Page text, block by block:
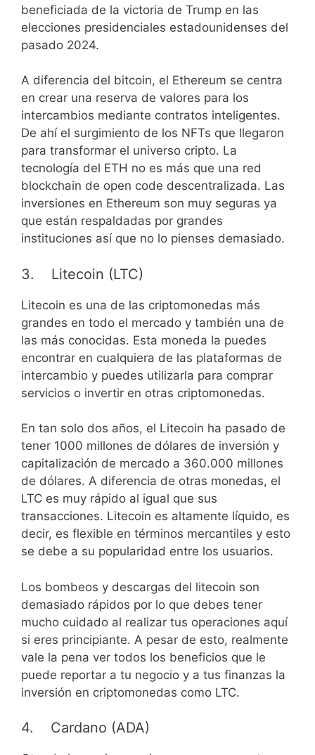
beneficiada de la victoria de Trump en las
elecciones presidenciales estadounidenses del
pasado 2024.
A diferencia del bitcoin, el Ethereum se centra
en crear una reserva de valores para los
intercambios mediante contratos inteligentes.
De ahí el surgimiento de los NFTs que llegaron
para transformar el universo cripto. La
tecnología del ETH no es más que una red
blockchain de open code descentralizada. Las
inversiones en Ethereum son muy seguras ya
que están respaldadas por grandes
instituciones así que no lo pienses demasiado.
3. Litecoin (LTC)
Litecoin es una de las criptomonedas más
grandes en todo el mercado y también una de
las más conocidas. Esta moneda la puedes
encontrar en cualquiera de las plataformas de
intercambio y puedes utilizarla para comprar
servicios o invertir en otras criptomonedas.
En tan solo dos años, el Litecoin ha pasado de
tener 1000 millones de dólares de inversión y
capitalización de mercado a 360.000 millones
de dólares. A diferencia de otras monedas, el
LTC es muy rápido al igual que sus
transacciones. Litecoin es altamente líquido, es
decir, es flexible en términos mercantiles y esto
se debe a su popularidad entre los usuarios.
Los bombeos y descargas del litecoin son
demasiado rápidos por lo que debes tener
mucho cuidado al realizar tus operaciones aquí
si eres principiante. A pesar de esto, realmente
vale la pena ver todos los beneficios que le
puede reportar a tu negocio y a tus finanzas la
inversión en criptomonedas como LTC.
4. Cardano (ADA)